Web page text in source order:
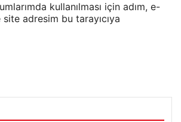
kullanılması için adım, e-
adresim bu tarayıcıya